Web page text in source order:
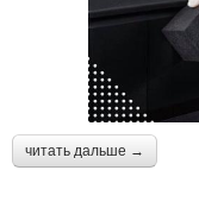
читать дальше →